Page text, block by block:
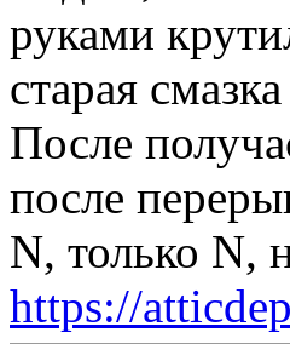
руками
старая
После
после
N, только N,
https://